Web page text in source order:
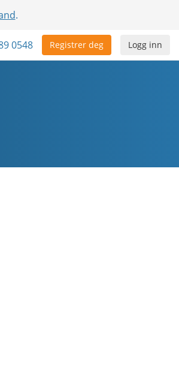
.
Logg inn
Registrer deg
0548